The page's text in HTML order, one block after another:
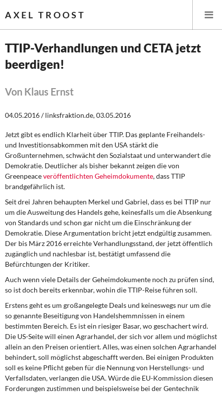
AXEL TROOST
Startseite
Themen
Leitlinien linker Wirtschafts- und Finanzpolitik
Wirtschaftspolitik
Steuer- und Finanzpolitik
Öffentliche Infrastruktur und Daseinsvorsorge
Eurokrise und Griechenland
DIE LINKE
Weitere Themen
Rosa-Luxemburg-Stiftung
Über mich
Kontakt
TTIP-Verhandlungen und CETA jetzt
beerdigen!
Von Klaus Ernst
04.05.2016 / linksfraktion.de, 03.05.2016
Jetzt gibt es endlich Klarheit über TTIP. Das geplante Freihandels-
und Investitionsabkommen mit den USA stärkt die
Großunternehmen, schwächt den Sozialstaat und unterwandert die
Demokratie. Deutlicher als bisher bekannt zeigen die von
Greenpeaceveröffentlichten Geheimdokumente, dass TTIP
brandgefährlich ist.
Seit drei Jahren behaupten Merkel und Gabriel, dass es bei TTIP nur
um die Ausweitung des Handels gehe, keinesfalls um die Absenkung
von Standards und schon gar nicht um die Einschränkung der
Demokratie. Diese Argumentation bricht jetzt endgültig zusammen.
Der bis März 2016 erreichte Verhandlungsstand, der jetzt öffentlich
zugänglich und nachlesbar ist, bestätigt umfassend die
Befürchtungen der Kritiker.
Auch wenn viele Details der Geheimdokumente noch zu prüfen sind,
so ist doch bereits erkennbar, wohin die TTIP-Reise führen soll.
Erstens geht es um großangelegte Deals und keineswegs nur um die
so genannte Beseitigung von Handelshemmnissen in einem
bestimmten Bereich. Es ist ein riesiger Basar, wo geschachert wird.
Die US-Seite will einen Agrarhandel, der sich vor allem und möglichst
allein an den Preisen orientiert. Alles, was einen solchen Agrarhandel
behindert, soll möglichst abgeschafft werden. Bei einigen Produkten
soll es keine Pflicht geben für die Nennung von Herstellungs- und
Verfallsdaten, verlangen die USA. Würde die EU-Kommission diesen
Forderungen zustimmen und beispielsweise bei der Gentechnik